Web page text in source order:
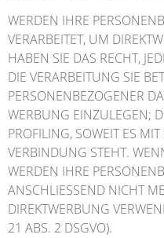
WERDEN IHRE
VERARBEITET, UM
HABEN SIE DAS RECHT,
DIE VERARBEITUNG SIE
PERSONENBEZOGENER
WERBUNG EINZULEGEN;
PROFILING, SOWEIT ES
VERBINDUNG STEHT.
WERDEN IHRE
ANSCHLIESSEND NICHT
DIREKTWERBUNG
21 ABS. 2 DSGVO).